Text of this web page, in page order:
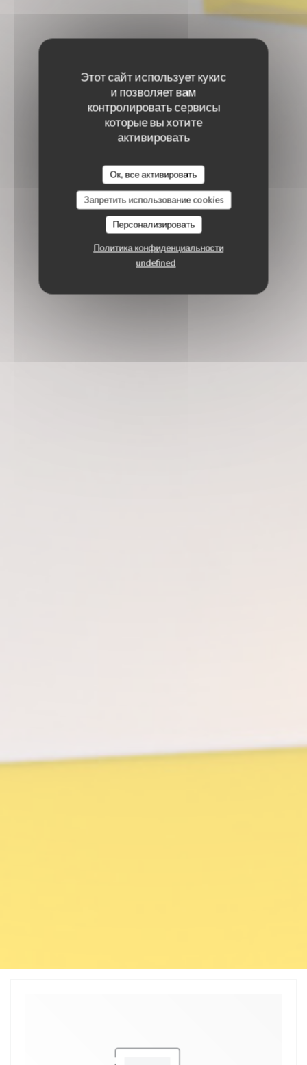
Этот сайт использует кукис
и позволяет вам
контролировать сервисы
которые вы хотите
активировать
Ок, все активировать
Запретить использование cookies
Персонализировать
Политика конфиденциальности
undefined